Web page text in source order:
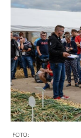
FOTO: